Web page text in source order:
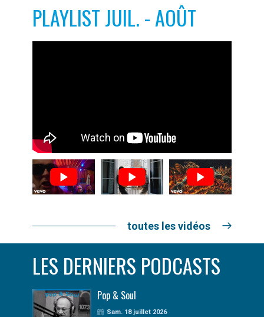
PLAYLIST JUIL. - AOÛT
toutes les vidéos
LES DERNIERS PODCASTS
Pop & Soul
Sam. 18 juillet 2026